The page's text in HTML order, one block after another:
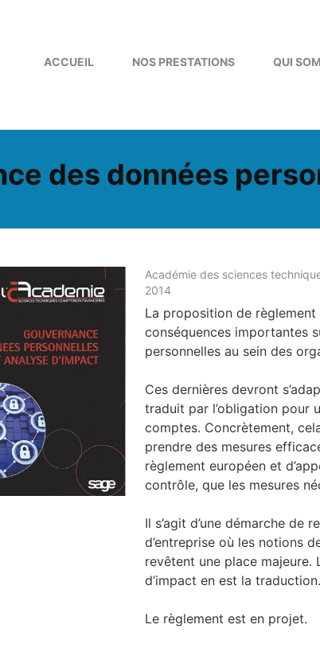
ACCUEIL NOS PRESTATIONS QUI
des données
Académie des sciences
2014
La proposition de
conséquences importantes
personnelles au sein des
Ces dernières devront
traduit par l’obligation pour
comptes. Concrètement,
prendre des mesures
règlement européen et
contrôle, que les mesures
Il s’agit d’une démarche de
d’entreprise où les notions
revêtent une place majeure.
d’impact en est la traduction.
Le règlement est en projet.